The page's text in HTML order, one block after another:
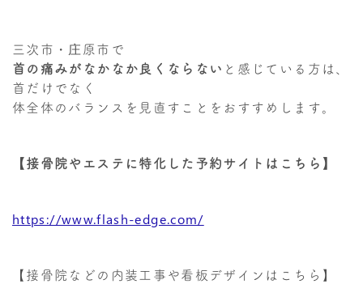
三次市・庄原市で
首の痛みがなかなか良くならない と感じている方は、
首だけでなく
体全体のバランスを見直すことをおすすめします。
【接骨院やエステに特化した予約サイトはこちら】
https://www.flash-edge.com/
【接骨院などの内装工事や看板デザインはこちら】